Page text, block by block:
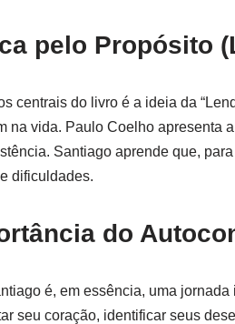
pelo Propósito
centrais do livro é a ideia da
na vida. Paulo Coelho apresenta
Santiago aprende que,
dificuldades.
do
é, em essência, uma
seu coração, identificar seus